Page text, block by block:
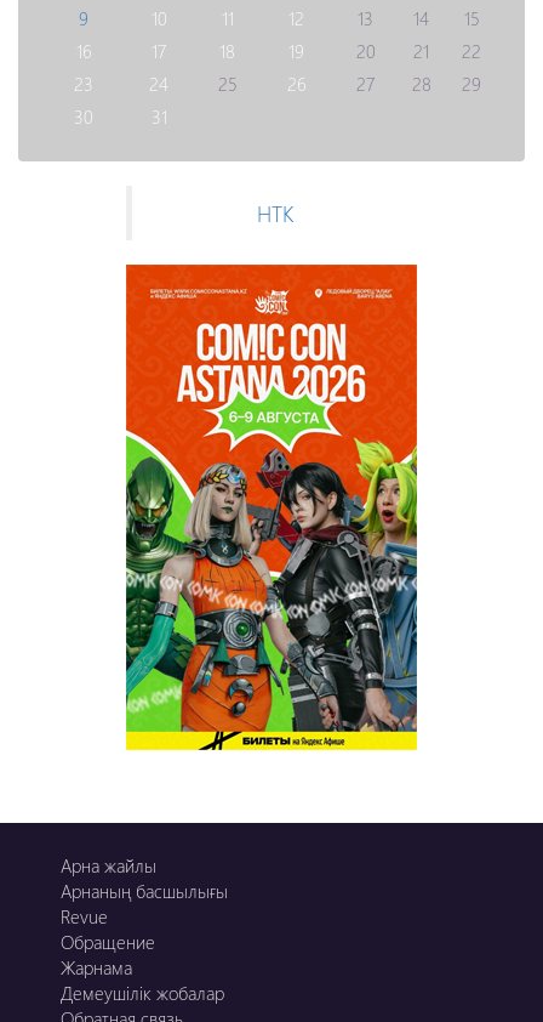
9
10 11 12 13 14
15
16
17 18 19 20 21
22
23
24 25 26 27 28
29
30
31
НТК
Арна жайлы
Арнаның басшылығы
Revue
Обращение
Жарнама
Демеушілік жобалар